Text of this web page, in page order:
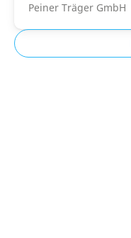
Peiner Träger GmbH